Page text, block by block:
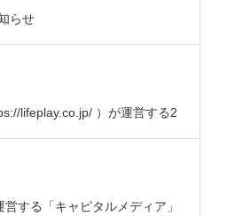
らせ
lifeplay.co.jp/ ）が運営する2
する「キャピタルメディア」